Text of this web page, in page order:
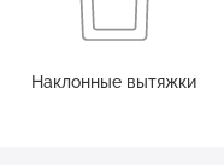
Наклонные вытяжки